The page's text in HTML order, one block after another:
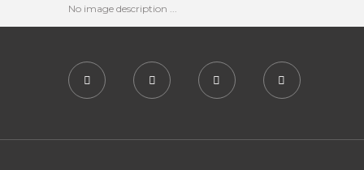
No image description ...